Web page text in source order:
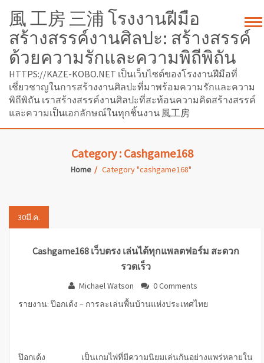
風 工房 三浦 โรงงานฝีมือ
สร้างสรรค์งานศิลปะ: สร้างสรรค์
ด้วยความรักและความพิถีพิถัน
HTTPS://KAZE-KOBO.NET เป็นเว็บไซต์ของโรงงานฝีมือที่
เชี่ยวชาญในการสร้างงานศิลปะที่มาพร้อมความรักและความ
พิถีพิถัน เราสร้างสรรค์งานศิลปะที่สะท้อนความคิดสร้างสรรค์
และความเป็นเอกลักษณ์ในทุกชิ้นงาน 風工房
Category : Cashgame168
Home Category "cashgame168"
30มี.ค.
Cashgame168 เว็บตรง เล่นได้ทุกแพลตฟอร์ม สะดวก
รวดเร็ว
Michael Watson
0 Comments
รายงาน: ป๊อกเด้ง – การละเล่นพื้นบ้านแห่งประเทศไทย
ป๊อกเด้ง เป็นเกมไพ่ที่มีความนิยมเล่นกันอย่างแพร่หลายใน